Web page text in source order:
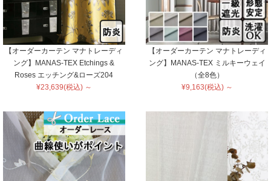
【オーダーカーテン マナトレーディ
ング】MANAS-TEX Etchings &
Roses エッチング&ローズ204
¥23,639(税込) ～
【オーダーカーテン マナトレーディ
ング】MANAS-TEX ミルキーウェイ
（全8色）
¥9,163(税込) ～